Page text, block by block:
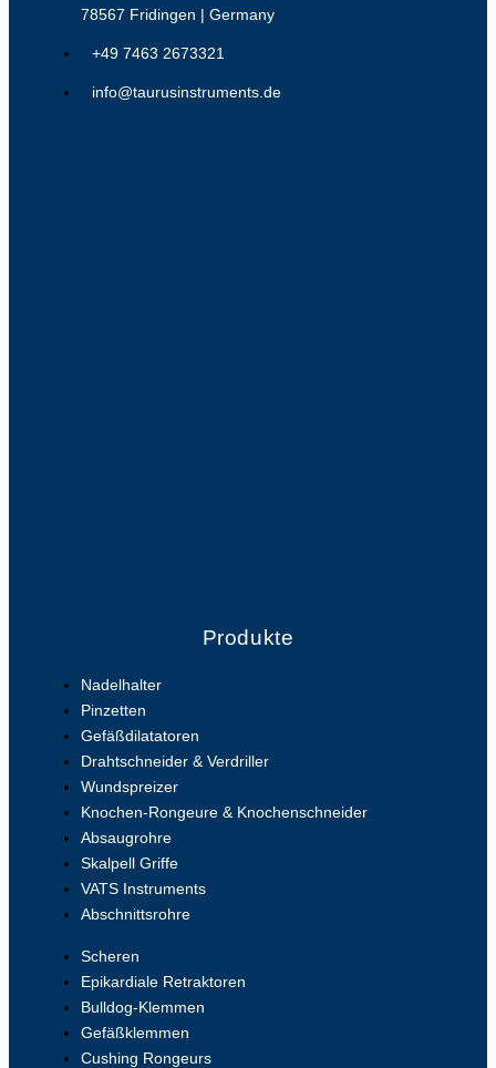
78567 Fridingen | Germany
+49 7463 2673321
info@taurusinstruments.de
Produkte
Nadelhalter
Pinzetten
Gefäßdilatatoren
Drahtschneider & Verdriller
Wundspreizer
Knochen-Rongeure & Knochenschneider
Absaugrohre
Skalpell Griffe
VATS Instruments
Abschnittsrohre
Scheren
Epikardiale Retraktoren
Bulldog-Klemmen
Gefäßklemmen
Cushing Rongeurs